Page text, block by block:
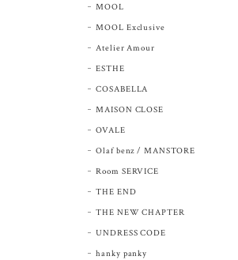
MOOL
MOOL Exclusive
Atelier Amour
ESTHE
COSABELLA
MAISON CLOSE
OVALE
Olaf benz / MANSTORE
Room SERVICE
THE END
THE NEW CHAPTER
UNDRESS CODE
hanky panky